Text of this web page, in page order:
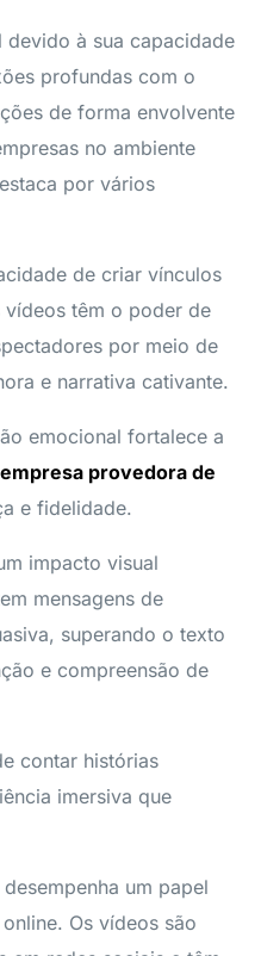
devido à sua capacidade
profundas com o
de forma envolvente
no ambiente
por vários
de criar vínculos
vídeos têm o poder de
por meio de
e narrativa cativante.
emocional fortalece a
empresa provedora de
e fidelidade.
impacto visual
mensagens de
superando o texto
e compreensão de
contar histórias
imersiva que
um papel
Os vídeos são